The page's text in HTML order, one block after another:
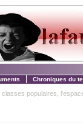
Chroniques du
classes populaires,